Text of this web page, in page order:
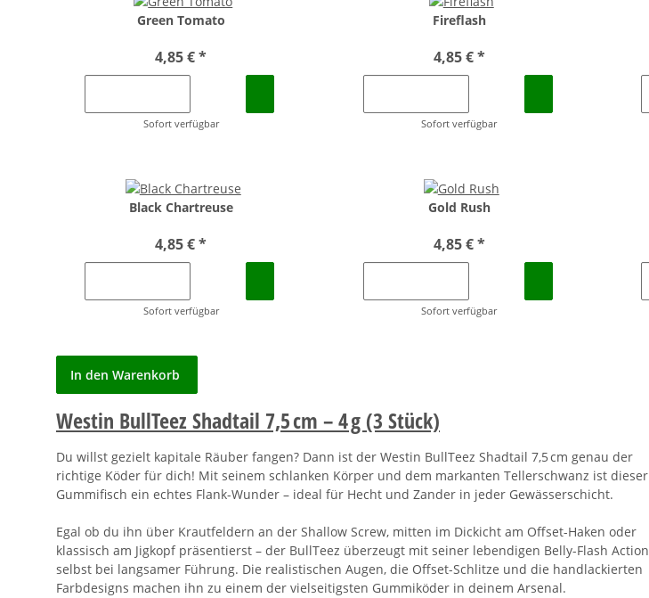
Green Tomato
4,85 €*
Sofort verfügbar
Fireflash
4,85 €*
Sofort verfügbar
Black Chartreuse
4,85 €*
Sofort verfügbar
Gold Rush
4,85 €*
Sofort verfügbar
In den Warenkorb
Westin BullTeez Shadtail 7,5 cm – 4 g (3 Stück)
Du willst gezielt kapitale Räuber fangen? Dann ist der Westin BullTeez Shadtail 7,5 cm genau der
richtige Köder für dich! Mit seinem schlanken Körper und dem markanten Tellerschwanz ist dieser
Gummifisch ein echtes Flank-Wunder – ideal für Hecht und Zander in jeder Gewässerschicht.
Egal ob du ihn über Krautfeldern an der Shallow Screw, mitten im Dickicht am Offset-Haken oder
klassisch am Jigkopf präsentierst – der BullTeez überzeugt mit seiner lebendigen Belly-Flash Action
selbst bei langsamer Führung. Die realistischen Augen, die Offset-Schlitze und die handlackierten
Farbdesigns machen ihn zu einem der vielseitigsten Gummiköder in deinem Arsenal.